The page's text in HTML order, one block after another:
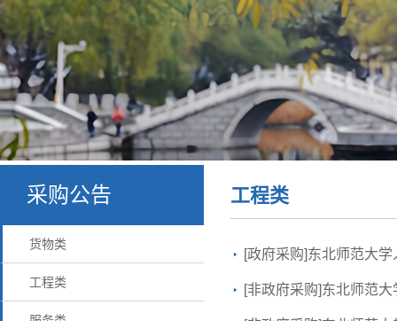
采购公告
货物类
工程类
工程类
[政府采购]东北师范大
[非政府采购]东北师范